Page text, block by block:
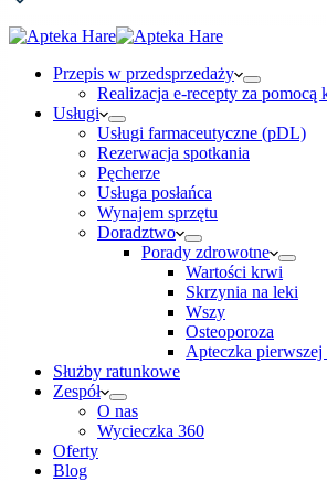
Przepis w przedsprzedaży
Realizacja e-recepty za pomocą
Usługi
Usługi farmaceutyczne (pDL)
Rezerwacja spotkania
Pęcherze
Usługa posłańca
Wynajem sprzętu
Doradztwo
Porady zdrowotne
Wartości krwi
Skrzynia na leki
Wszy
Osteoporoza
Apteczka
Służby ratunkowe
Zespół
O nas
Wycieczka 360
Oferty
Blog